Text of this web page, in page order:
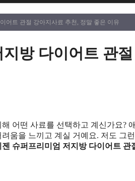
어트 관절 강아지사료 추천, 정말 좋은 이유
방 다이어트 관
어떤 사료를 선택하고 계신가요?
움을 느끼고 계실 거예요. 저도 그
젠 슈퍼프리미엄 저지방 다이어트